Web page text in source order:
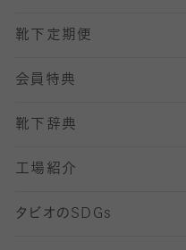
12分丈レギンス
13分丈レギンス
SSサイズ（21～23cm）
Sサイズ（22～25cm）
Mサイズ（25～27cm）
Lサイズ（27～29cm）
むくみ対策
足の疲れ対策
足の臭い対策
冷え対策
靴ずれ対策
靴下定期便
会員特典
靴下辞典
工場紹介
タビオのSDGs